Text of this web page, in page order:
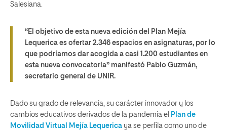
Salesiana.
“El objetivo de esta nueva edición del Plan Mejía
Lequerica es ofertar 2.346 espacios en asignaturas, por lo
que podríamos dar acogida a casi 1.200 estudiantes en
esta nueva convocatoria” manifestó Pablo Guzmán,
secretario general de UNIR.
Dado su grado de relevancia, su carácter innovador y los
cambios educativos derivados de la pandemia el Plan de
Movilidad Virtual Mejía Lequerica ya se perfila como uno de